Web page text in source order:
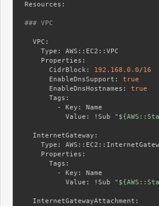
Resources:
### VPC
  VPC:
    Type:
    Properties:
      CidrBlock:
192.168 .0 .0/16
      EnableDnsSupport:
true
      EnableDnsHostnames:
true
      Tags:
        - Key:
          Value:
!Sub
  InternetGateway:
    Type:
    Properties:
      Tags:
        - Key:
          Value:
!Sub
  InternetGatewayAttachment: